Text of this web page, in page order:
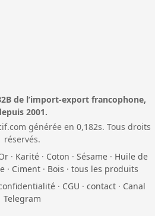
de l’import-export francophone,
2001.
générée en 0,182s. Tous droits
réservés.
· Karité · Coton · Sésame · Huile de
· Ciment· Bois · tous les produits
· CGU · contact · Canal
Telegram